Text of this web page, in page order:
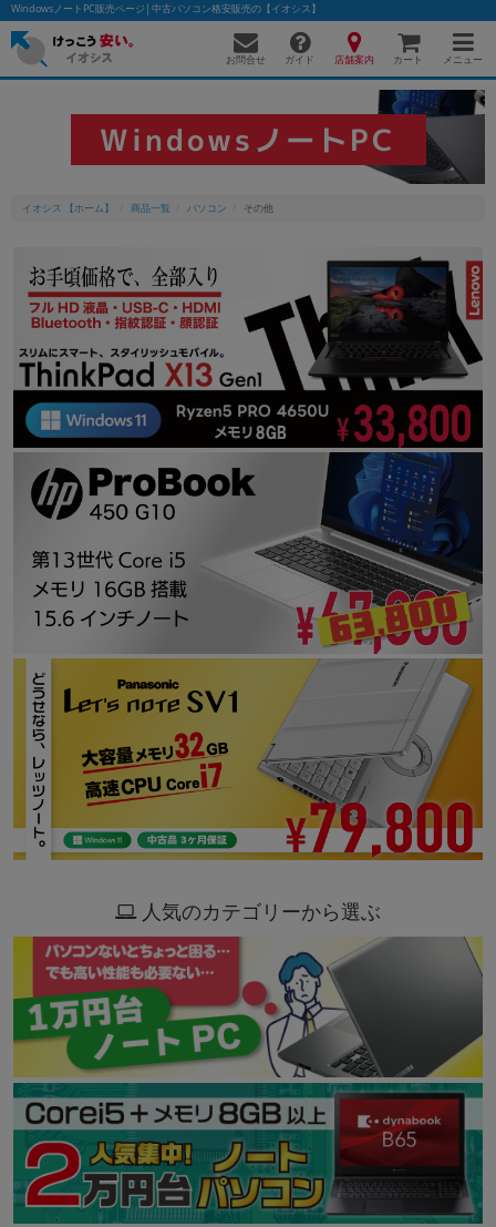
WindowsノートPC販売ページ│中古パソコン格安販売の【イオシス】
お問合せ ガイド 店舗案内 カート メニュー
WindowsノートPC
イオシス 【ホーム】 商品一覧 パソコン その他
人気のカテゴリーから選ぶ